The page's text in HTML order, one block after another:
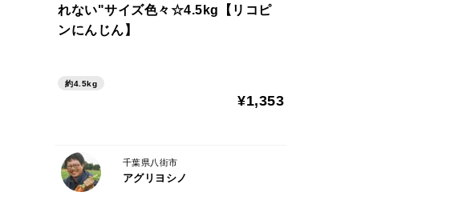
れない"サイズ色々☆4.5kg【リコピ
ンにんじん】
約4.5kg
¥1,353
千葉県八街市
アグリヨシノ